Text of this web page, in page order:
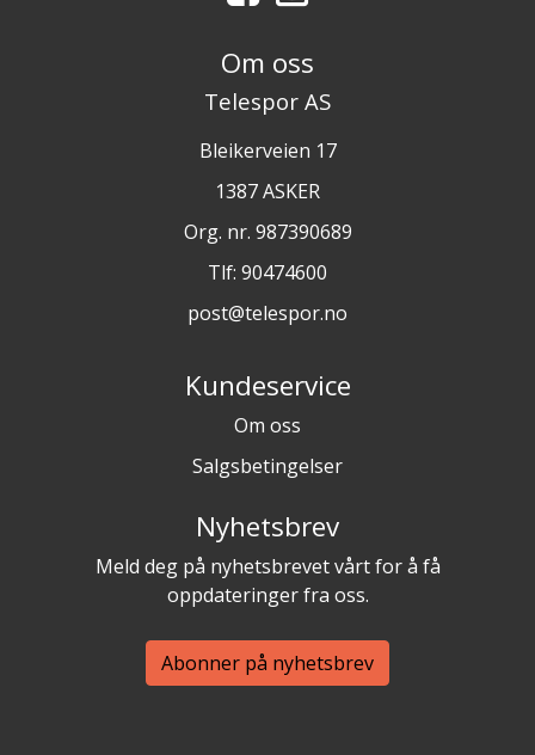
Om oss
Telespor AS
Bleikerveien 17
1387 ASKER
Org. nr. 987390689
Tlf: 90474600
post@telespor.no
Kundeservice
Om oss
Salgsbetingelser
Nyhetsbrev
Meld deg på nyhetsbrevet vårt for å få
oppdateringer fra oss.
Abonner på nyhetsbrev